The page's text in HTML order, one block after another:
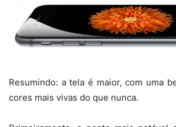
Resumindo: a tela é maior, com uma
cores mais vivas do que nunca.